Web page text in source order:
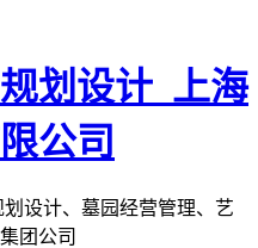
设计、墓园经营管理、艺
团公司